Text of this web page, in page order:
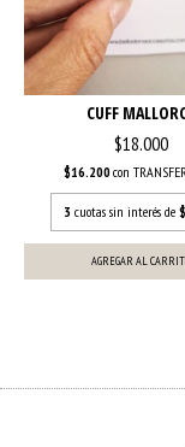
CUFF
$18.000
$16.200con
3 cuotas sin interés de